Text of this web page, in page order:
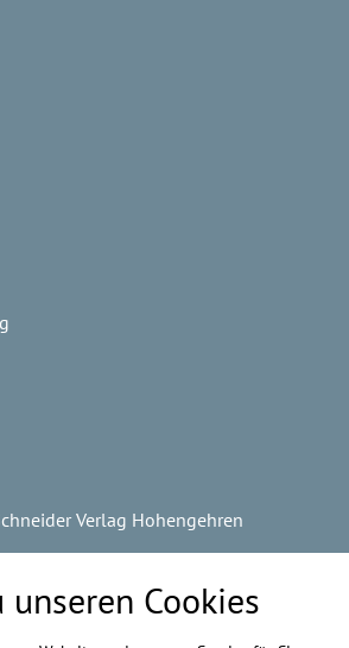
Verlag Hohengehren
Cookies